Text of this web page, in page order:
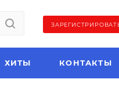
ХИТЫ КОНТАКТЫ